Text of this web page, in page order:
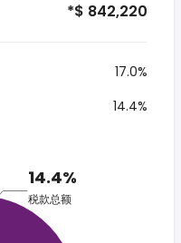
*$ 842,220
17.0%
14.4%
14.4%
税款总额